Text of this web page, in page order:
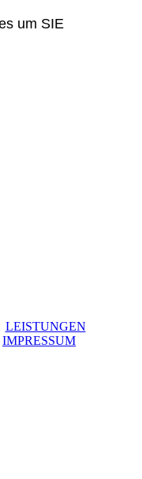
um SIE
LEISTUNGEN
IMPRESSUM